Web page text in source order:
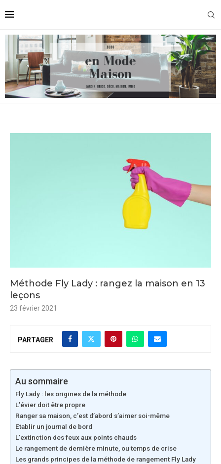
Méthode Fly Lady : rangez la maison en 13
leçons
23 février 2021
PARTAGER
Au sommaire
Fly Lady : les origines de la méthode
L’évier doit être propre
Ranger sa maison, c’est d’abord s’aimer soi-même
Etablir un journal de bord
L’extinction des feux aux points chauds
Le rangement de dernière minute, ou temps de crise
Les grands principes de la méthode de rangement Fly Lady